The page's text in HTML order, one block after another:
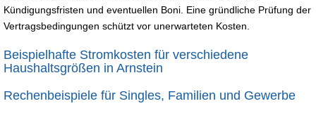
Kündigungsfristen und eventuellen Boni. Eine gründliche Prüfung der
Vertragsbedingungen schützt vor unerwarteten Kosten.
Beispielhafte Stromkosten für verschiedene
Haushaltsgrößen in Arnstein
Rechenbeispiele für Singles, Familien und Gewerbe